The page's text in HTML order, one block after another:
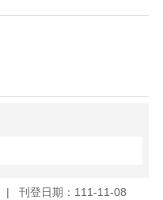
刊登日期：111-11-08